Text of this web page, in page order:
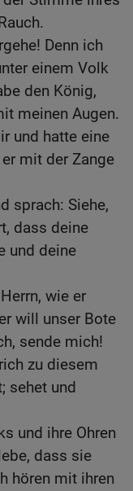
Denn ich
einem Volk
den König,
meinen Augen.
und hatte eine
mit der Zange
sprach: Siehe,
dass deine
und deine
wie er
will unser Bote
sende mich!
zu diesem
sehet und
und ihre Ohren
dass sie
hören mit ihren